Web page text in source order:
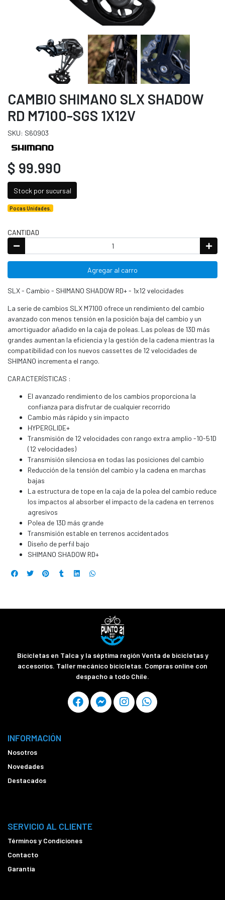
CAMBIO SHIMANO SLX SHADOW
RD M7100-SGS 1X12V
SKU: S60903
$ 99.990
Stock por sucursal
Pocas Unidades.
CANTIDAD
Agregar al carro
SLX - Cambio - SHIMANO SHADOW RD+ - 1x12 velocidades
La serie de cambios SLX M7100 ofrece un rendimiento del cambio
avanzado con menos tensión en la posición baja del cambio y un
amortiguador añadido en la caja de poleas. Las poleas de 13D más
grandes aumentan la eficiencia y la gestión de la cadena mientras la
compatibilidad con los nuevos cassettes de 12 velocidades de
SHIMANO incrementa el rango.
CARACTERÍSTICAS :
El avanzado rendimiento de los cambios proporciona la
confianza para disfrutar de cualquier recorrido
Cambio más rápido y sin impacto
HYPERGLIDE+
Transmisión de 12 velocidades con rango extra amplio -10-51D
(12 velocidades)
Transmisión silenciosa en todas las posiciones del cambio
Reducción de la tensión del cambio y la cadena en marchas
bajas
La estructura de tope en la caja de la polea del cambio reduce
los impactos al absorber el impacto de la cadena en terrenos
agresivos
Polea de 13D más grande
Transmisión estable en terrenos accidentados
Diseño de perfil bajo
SHIMANO SHADOW RD+
Bicicletas en Talca y la séptima región Venta de bicicletas y
accesorios. Taller mecánico bicicletas. Compras online con
despacho a todo Chile.
INFORMACIÓN
Nosotros
Novedades
Destacados
SERVICIO AL CLIENTE
Términos y Condiciones
Contacto
Garantía